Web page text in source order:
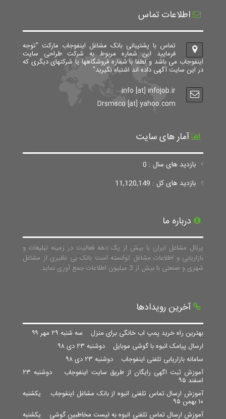
اطلاعات تماس
تماس با پشتیبانی بانک مشاغل اینفوجاب مارکت "توجه
فرمایید این شماره مربوط به شرکت طراحی سایت
اینفوجاب می باشد و لطفا با شماره فروشگاهها یا شرکتهای دیگری که
در این سایت آگهی داده اند اشتباه نگیرید"
info [at] infojob.ir
Drsmsco [at] yahoo.com
آمار های سایت
بازدید های سال : 0
بازدید های کل : 11,120,149
درباره ما
پرتال مشاغل ایران با بیش از یک دهه فعالیت در زمینه تبلیغات و
بازاریابی و اطلاعات مشاغل توانسته است بانک بی نظیری از مشاغل
شهری و صنعتی با بیش از 3 میلیون اطلاعات جمع آوری نماید.
آخرین رویدادها
بهترین راه خرید پمپ اب خانگی برای منزل سه شنبه ۲۹ مهر ۹۹
ارسال پیامک انبوه با گوشی موبایل دوشنبه ۲۳ دی ۹۸
سامانه بازاریابی تلفنی اینفوجاب دوشنبه ۲۳ دی ۹۸
آموزش ثبت اگهی رایگان از طریق سایت اینفوجاب
دوشنبه ۲۳
اسفند ۹۵
آموزش ارسال تماس تلفنی انبوه از بانک مشاغل اینفوجاب یکشنبه
۱۰ بهمن ۹۵
آموزش ارسال تماس تلفنی انبوه به لیست مخاطبین گوشی یکشنبه